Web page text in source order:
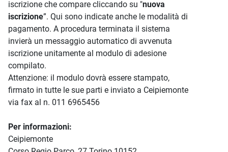
iscrizione che compare cliccando su "nuova
iscrizione”. Qui sono indicate anche le modalità di
pagamento. A procedura terminata il sistema
invierà un messaggio automatico di avvenuta
iscrizione unitamente al modulo di adesione
compilato.
Attenzione: il modulo dovrà essere stampato,
firmato in tutte le sue parti e inviato a Ceipiemonte
via fax al n. 011 6965456
Per informazioni:
Ceipiemonte